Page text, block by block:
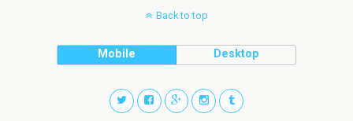
Back to top
Mobile Desktop